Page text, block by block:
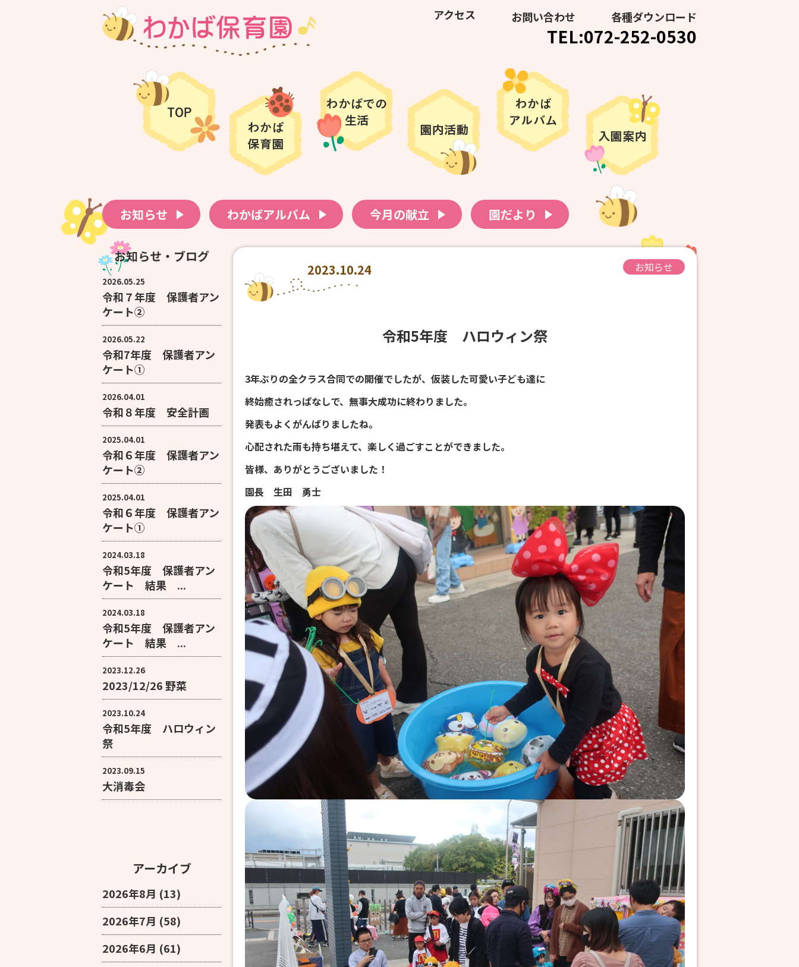
アクセス お問い合わせ 各種ダウンロード
TEL:072-252-0530
お知らせ わかばアルバム 今月の献立 園だより
お知らせ・ブログ
2026.05.25
令和７年度 保護者アン
ケート②
2026.05.22
令和7年度 保護者アン
ケート①
2026.04.01
令和８年度 安全計画
2025.04.01
令和６年度 保護者アン
ケート②
2025.04.01
令和６年度 保護者アン
ケート①
2024.03.18
令和5年度 保護者アン
ケート 結果 ...
2024.03.18
令和5年度 保護者アン
ケート 結果 ...
2023.12.26
2023/12/26 野菜
2023.10.24
令和5年度 ハロウィン
祭
2023.09.15
大消毒会
アーカイブ
2026年8月 (13)
2026年7月 (58)
2026年6月 (61)
2023.10.24 お知らせ
令和5年度 ハロウィン祭
3年ぶりの全クラス合同での開催でしたが、仮装した可愛い子ども達に
終始癒されっぱなしで、無事大成功に終わりました。
発表もよくがんばりましたね。
心配された雨も持ち堪えて、楽しく過ごすことができました。
皆様、ありがとうございました！
園長 生田 勇士